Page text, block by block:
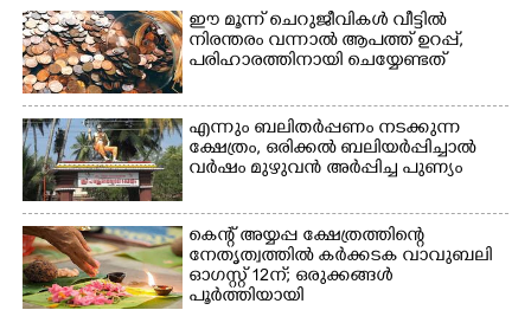
ഈ മൂന്ന് ചെറുജീവികൾ വീട്ടിൽ
നിരന്തരം വന്നാൽ ആപത്ത് ഉറപ്പ്,​
പരിഹാരത്തിനായി ചെയ്യേണ്ടത്
എന്നും ബലിതർപ്പണം നടക്കുന്ന
ക്ഷേത്രം,​ ഒരിക്കൽ ബലിയർപ്പിച്ചാൽ
വർഷം മുഴുവൻ അർപ്പിച്ച പുണ്യം
കെന്റ് അയ്യപ്പ ക്ഷേത്രത്തിന്റെ
നേതൃത്വത്തിൽ കർക്കടക വാവുബലി
ഓഗസ്റ്റ് 12ന്; ഒരുക്കങ്ങൾ
പൂർത്തിയായി
Copy Link